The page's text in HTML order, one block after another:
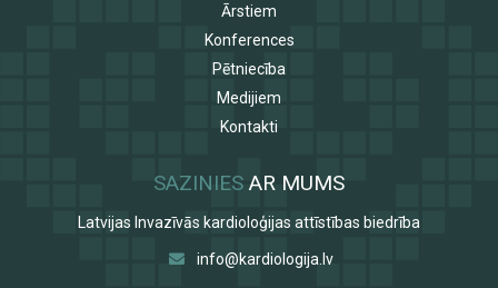
Ārstiem
Konferences
Pētniecība
Medijiem
Kontakti
SAZINIES AR MUMS
Latvijas Invazīvās kardioloģijas attīstības biedrība
info@kardiologija.lv